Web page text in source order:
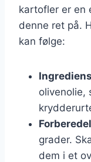
kartofler er en
denne ret på.
kan følge:
olivenolie,
grader.
dem i et